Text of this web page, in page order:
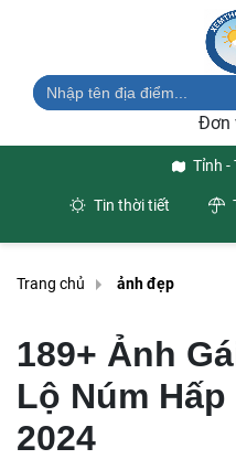
Đơn
Tỉnh -
Tin thời tiết
Trang chủ ảnh đẹp
189+ Ảnh
Lộ Núm
2024